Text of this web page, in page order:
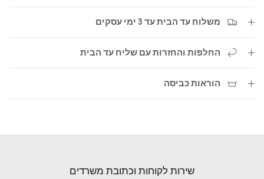
משלוח עד הבית עד 3 ימי עסקים
החלפות והחזרות עם שליח עד הבית
הוראות כביסה
שירות לקוחות וכתובת משרדים